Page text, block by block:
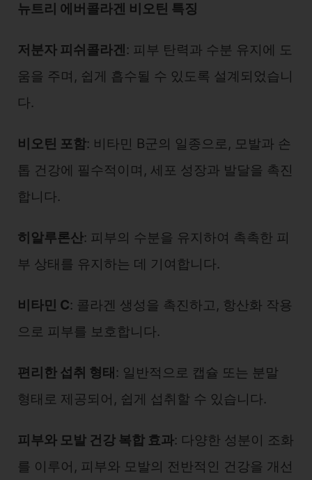
뉴트리 에버콜라겐 비오틴 특징
저분자 피쉬콜라겐: 피부 탄력과 수분 유지에 도
움을 주며, 쉽게 흡수될 수 있도록 설계되었습니
다.
비오틴 포함: 비타민 B군의 일종으로, 모발과 손
톱 건강에 필수적이며, 세포 성장과 발달을 촉진
합니다.
히알루론산: 피부의 수분을 유지하여 촉촉한 피
부 상태를 유지하는 데 기여합니다.
비타민 C: 콜라겐 생성을 촉진하고, 항산화 작용
으로 피부를 보호합니다.
편리한 섭취 형태 : 일반적으로 캡슐 또는 분말
형태로 제공되어, 쉽게 섭취할 수 있습니다.
피부와 모발 건강 복합 효과: 다양한 성분이 조화
를 이루어, 피부와 모발의 전반적인 건강을 개선